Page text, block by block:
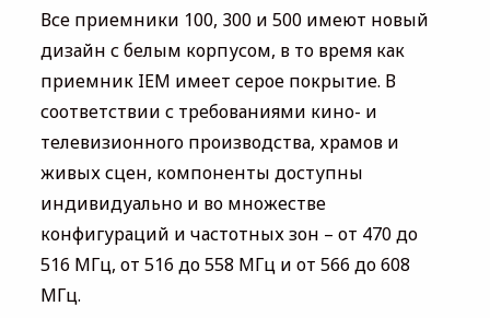
Все приемники 100, 300 и 500 имеют новый
дизайн с белым корпусом, в то время как
приемник IEM имеет серое покрытие. В
соответствии с требованиями кино- и
телевизионного производства, храмов и
живых сцен, компоненты доступны
индивидуально и во множестве
конфигураций и частотных зон – от 470 до
516 МГц, от 516 до 558 МГц и от 566 до 608
МГц.